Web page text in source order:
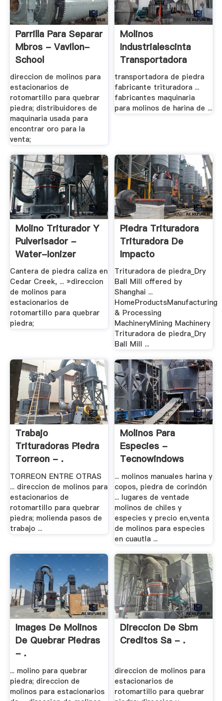
Parrilla Para Separar
Mbros - Vavilon-
School
direccion de molinos para
estacionarios de
rotomartillo para quebrar
piedra; distribuidores de
maquinaria usada para
encontrar oro para la
venta;
Molinos
Industrialescinta
Transportadora
Empresa .
transportadora de piedra
fabricante trituradora ...
fabricantes maquinaria
para molinos de harina de ...
Molino Triturador Y
Pulverisador -
Water-Ionizer
Cantera de piedra caliza en
Cedar Creek, ... »direccion
de molinos para
estacionarios de
rotomartillo para quebrar
piedra;
Piedra Trituradora
Trituradora De
Impacto
Trituradora de piedra_Dry
Ball Mill offered by
Shanghai ...
HomeProductsManufacturing
& Processing
MachineryMining Machinery
Trituradora de piedra_Dry
Ball Mill ...
Trabajo
Trituradoras Piedra
Torreon - .
TORREON ENTRE OTRAS
... direccion de molinos para
estacionarios de
rotomartillo para quebrar
piedra; molienda pasos de
trabajo ...
Molinos Para
Especies -
Tecnowindows
... molinos manuales harina y
copos, piedra de corindón
... lugares de ventade
molinos de chiles y
especies y precio en,venta
de molinos para especies
en cuautla ...
Images De Molinos
De Quebrar Piedras
- .
... molino para quebrar
piedra; direccion de
molinos para estacionarios
Direccion De Sbm
Creditos Sa - .
direccion de molinos para
estacionarios de
rotomartillo para quebrar